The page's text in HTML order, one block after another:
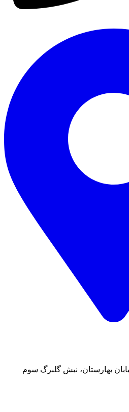
بهارستان، نبش گلبرگ سوم